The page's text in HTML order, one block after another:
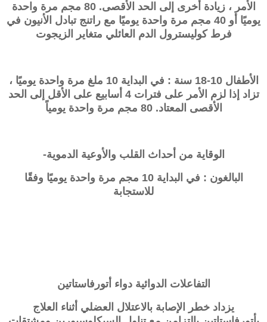
الأمر ، زيادة أخرى إلى الحد الأقصى. 80 مجم مرة واحدة
يوميًا أو 40 مجم مرة واحدة يوميًا مع راتنج تبادل الأنيون في
فرط كوليسترول الدم العائلي متغاير الزيجوت
الأطفال 10-18 سنة : في البداية 10 ملغ مرة واحدة يوميًا ،
تزاد إذا لزم الأمر على فترات 4 أسابيع على الأقل إلى الحد
الأقصى المعتاد. 80 مجم مرة واحدة يومياً
الوقاية من أحداث القلب والأوعية الدموية-
البالغون : في البداية 10 مجم مرة واحدة يوميًا وفقًا
للاستجابة
التفاعلات الدوائية دواء أتورفاستاتين
يزداد خطر الإصابة بالاعتلال العضلي أثناء العلاج